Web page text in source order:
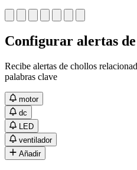
Configurar alertas
Recibe alertas de chollos
palabras clave
motor
dc
LED
ventilador
Añadir